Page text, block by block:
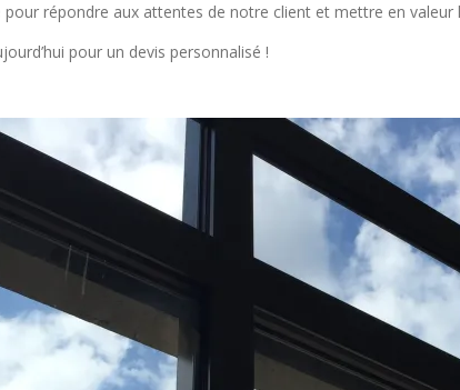
pour répondre aux attentes de notre client et mettre en valeur
pour un devis personnalisé !